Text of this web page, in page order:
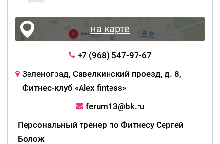
на карте
+7 (968) 547-97-67
Зеленоград, Савелкинский проезд, д. 8,
Фитнес-клуб «Alex fintess»
ferum13@bk.ru
Персональный тренер по Фитнесу Сергей
Болож